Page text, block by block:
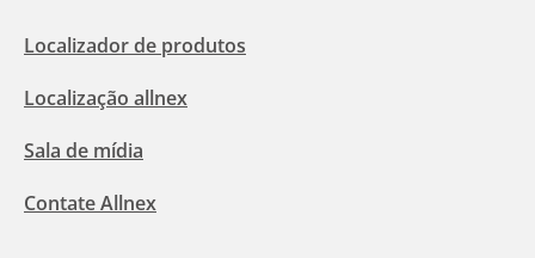
Localizador de produtos
Localização allnex
Sala de mídia
Contate Allnex